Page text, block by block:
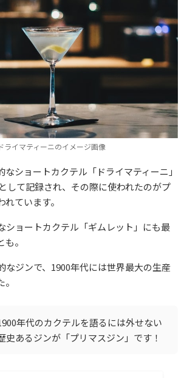
ライマティーニのイメージ画像
なショートカクテル「ドライマティーニ」
して記録され、その際に使われたのがプ
ています。
ショートカクテル「ギムレット」にも最
。
なジンで、1900年代には世界最大の生産
年代のカクテルを語るには外せない
史あるジンが「プリマスジン」です！